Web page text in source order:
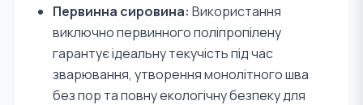
Первинна сировина: Використання
виключно первинного поліпропілену
гарантує ідеальну текучість під час
зварювання, утворення монолітного шва
без пор та повну екологічну безпеку для